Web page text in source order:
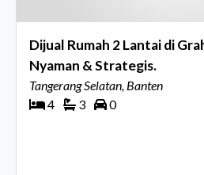
Dijual Rumah 2 Lantai di
Nyaman & Strategis.
Tangerang Selatan, Banten
4
3 0